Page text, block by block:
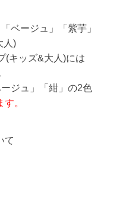
ベージュ」「紫芋」
人)
(キッズ&大人)には
ジュ」「紺」の2色
。
て